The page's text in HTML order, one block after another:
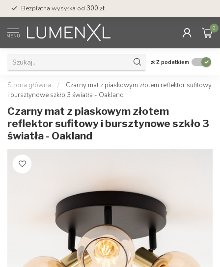
Bezpłatna wysyłka od 300 zł
MENU
0
złZ podatkiem
Strona główna /
Czarny mat z piaskowym złotem reflektor sufitowy
i bursztynowe szkło 3 światła - Oakland
Czarny mat z piaskowym złotem
reflektor sufitowy i bursztynowe szkło 3
światła - Oakland